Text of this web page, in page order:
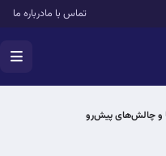
تماس با مادرباره ما
و چالش‌های پیش‌رو